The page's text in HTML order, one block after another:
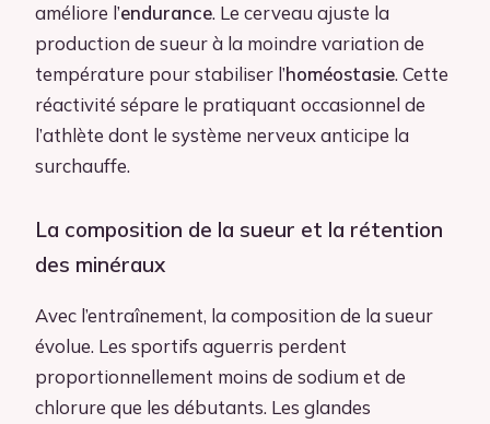
améliore l’endurance. Le cerveau ajuste la
production de sueur à la moindre variation de
température pour stabiliser l’homéostasie. Cette
réactivité sépare le pratiquant occasionnel de
l’athlète dont le système nerveux anticipe la
surchauffe.
La composition de la sueur et la rétention
des minéraux
Avec l’entraînement, la composition de la sueur
évolue. Les sportifs aguerris perdent
proportionnellement moins de sodium et de
chlorure que les débutants. Les glandes